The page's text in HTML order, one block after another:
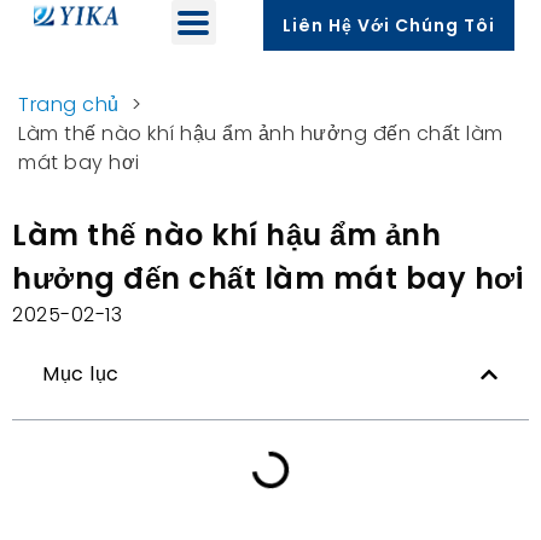
Liên Hệ Với Chúng Tôi
Trang chủ >
Làm thế nào khí hậu ẩm ảnh hưởng đến chất làm
mát bay hơi
Làm thế nào khí hậu ẩm ảnh
hưởng đến chất làm mát bay hơi
2025-02-13
Mục lục